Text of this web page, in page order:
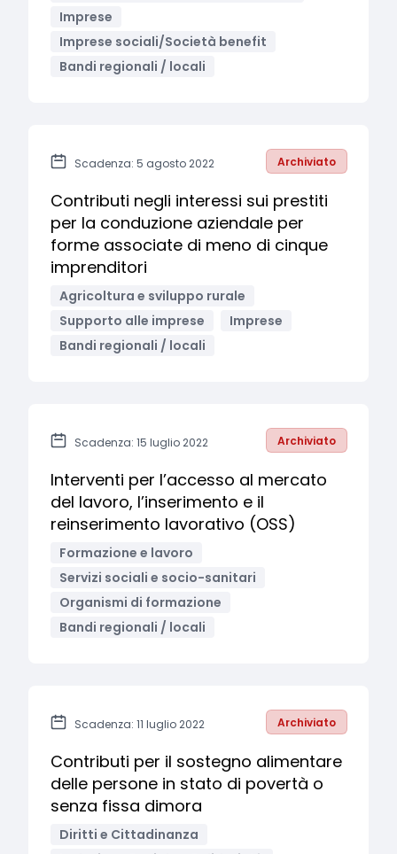
Imprese
Imprese sociali/Società benefit
Bandi regionali / locali
Scadenza: 5 agosto 2022 Archiviato
Contributi negli interessi sui prestiti
per la conduzione aziendale per
forme associate di meno di cinque
imprenditori
Agricoltura e sviluppo rurale
Supporto alle imprese
Imprese
Bandi regionali / locali
Scadenza: 15 luglio 2022 Archiviato
Interventi per l’accesso al mercato
del lavoro, l’inserimento e il
reinserimento lavorativo (OSS)
Formazione e lavoro
Servizi sociali e socio-sanitari
Organismi di formazione
Bandi regionali / locali
Scadenza: 11 luglio 2022 Archiviato
Contributi per il sostegno alimentare
delle persone in stato di povertà o
senza fissa dimora
Diritti e Cittadinanza